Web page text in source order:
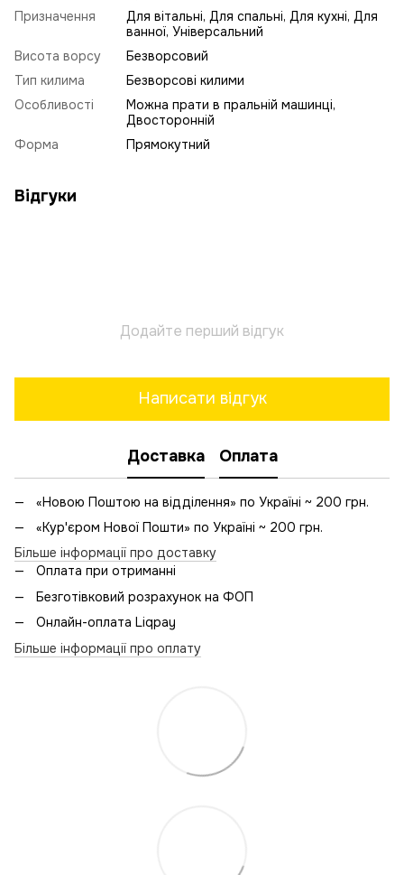
Призначення
Для вітальні, Для спальні, Для кухні, Для
ванної, Універсальний
Висота ворсу
Безворсовий
Тип килима
Безворсові килими
Особливості
Можна прати в пральній машинці,
Двосторонній
Форма
Прямокутний
Відгуки
Додайте перший відгук
Написати відгук
Доставка Оплата
«Новою Поштою на відділення» по Україні ~ 200 грн.
«Кур'єром Нової Пошти» по Україні ~ 200 грн.
Більше інформації про доставку
Оплата при отриманні
Безготівковий розрахунок на ФОП
Онлайн-оплата Liqpay
Більше інформації про оплату